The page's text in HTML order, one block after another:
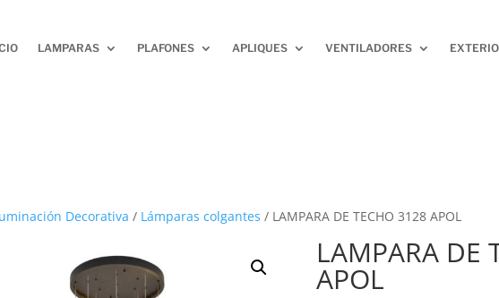
LAMPARAS PLAFONES APLIQUES VENTILADORES
Decorativa / Lámparas colgantes / LAMPARA DE TECHO 3128 APOL
LAMPARA DE
APOL